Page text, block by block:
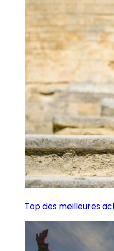
Top des meilleures